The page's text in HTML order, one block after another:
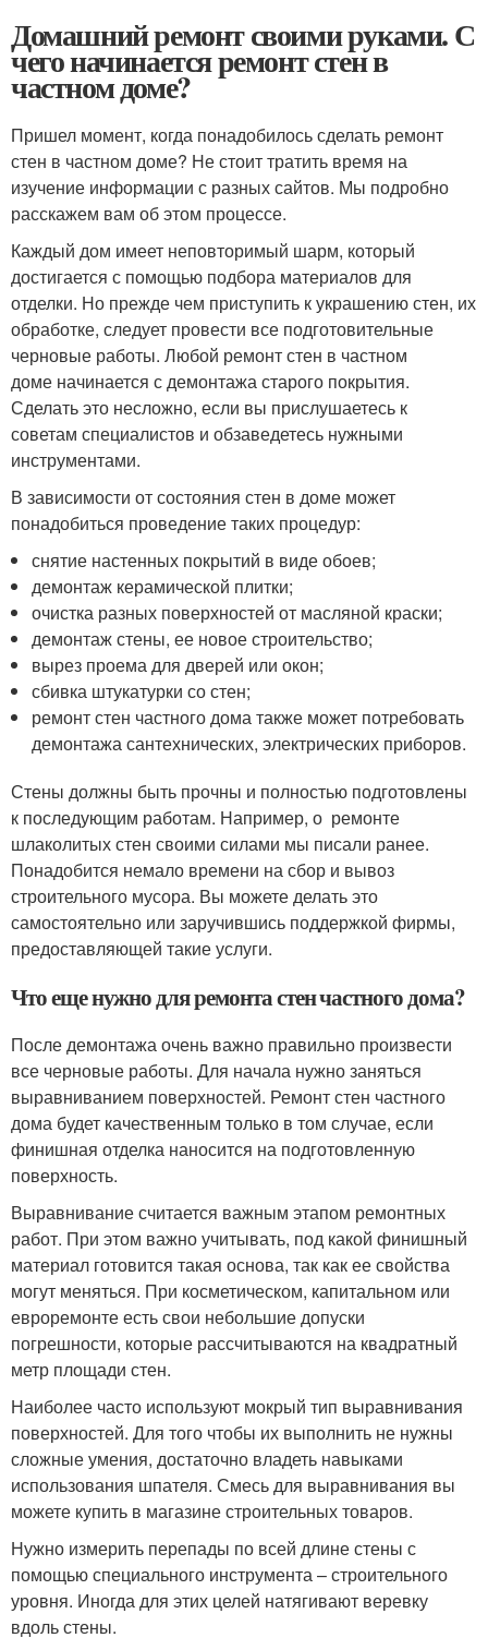
Домашний ремонт своими руками. С
чего начинается ремонт стен в
частном доме?
Пришел момент, когда понадобилось сделать ремонт
стен в частном доме? Не стоит тратить время на
изучение информации с разных сайтов. Мы подробно
расскажем вам об этом процессе.
Каждый дом имеет неповторимый шарм, который
достигается с помощью подбора материалов для
отделки. Но прежде чем приступить к украшению стен, их
обработке, следует провести все подготовительные
черновые работы. Любой ремонт стен в частном
доме начинается с демонтажа старого покрытия.
Сделать это несложно, если вы прислушаетесь к
советам специалистов и обзаведетесь нужными
инструментами.
В зависимости от состояния стен в доме может
понадобиться проведение таких процедур:
снятие настенных покрытий в виде обоев;
демонтаж керамической плитки;
очистка разных поверхностей от масляной краски;
демонтаж стены, ее новое строительство;
вырез проема для дверей или окон;
сбивка штукатурки со стен;
ремонт стен частного дома также может потребовать
демонтажа сантехнических, электрических приборов.
Стены должны быть прочны и полностью подготовлены
к последующим работам. Например, о ремонте
шлаколитых стен своими силами мы писали ранее.
Понадобится немало времени на сбор и вывоз
строительного мусора. Вы можете делать это
самостоятельно или заручившись поддержкой фирмы,
предоставляющей такие услуги.
Что еще нужно для ремонта стен частного дома?
После демонтажа очень важно правильно произвести
все черновые работы. Для начала нужно заняться
выравниванием поверхностей. Ремонт стен частного
дома будет качественным только в том случае, если
финишная отделка наносится на подготовленную
поверхность.
Выравнивание считается важным этапом ремонтных
работ. При этом важно учитывать, под какой финишный
материал готовится такая основа, так как ее свойства
могут меняться. При косметическом, капитальном или
евроремонте есть свои небольшие допуски
погрешности, которые рассчитываются на квадратный
метр площади стен.
Наиболее часто используют мокрый тип выравнивания
поверхностей. Для того чтобы их выполнить не нужны
сложные умения, достаточно владеть навыками
использования шпателя. Смесь для выравнивания вы
можете купить в магазине строительных товаров.
Нужно измерить перепады по всей длине стены с
помощью специального инструмента – строительного
уровня. Иногда для этих целей натягивают веревку
вдоль стены.